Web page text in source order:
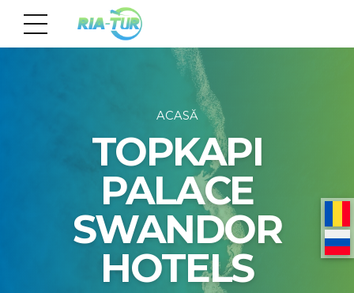
ACASĂ
TOPKAPI
PALACE
SWANDOR
HOTELS